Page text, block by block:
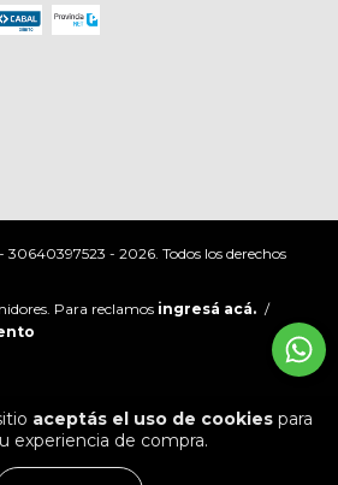
aceptás el uso de cookiespara
experiencia de compra.
- 2026. Todos los derechos
Para reclamos ingresá acá. /